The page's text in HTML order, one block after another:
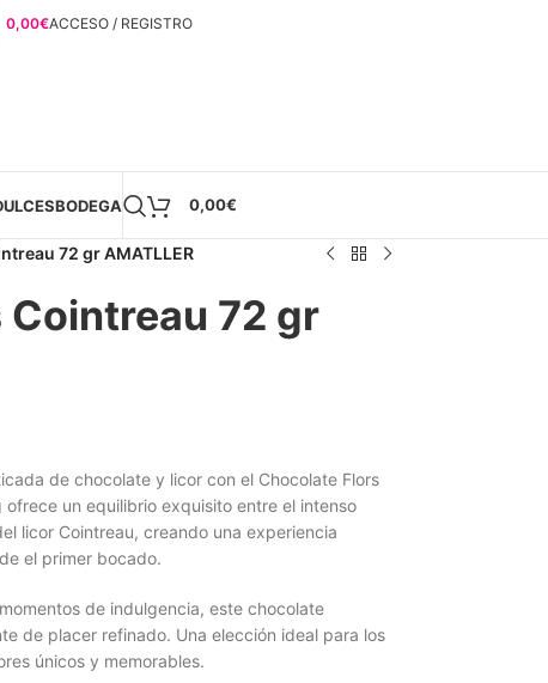
0,00€ACCESO / REGISTRO
BODEGA 0,00€
72 gr AMATLLER
72 gr
de chocolate y licor con el Chocolate Flors
un equilibrio exquisito entre el intenso
licor Cointreau, creando una experiencia
el primer bocado.
de indulgencia, este chocolate
de placer refinado. Una elección ideal para los
únicos y memorables.